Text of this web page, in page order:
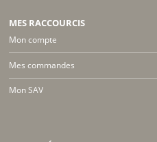
MES RACCOURCIS
Mon compte
Mes commandes
Mon SAV